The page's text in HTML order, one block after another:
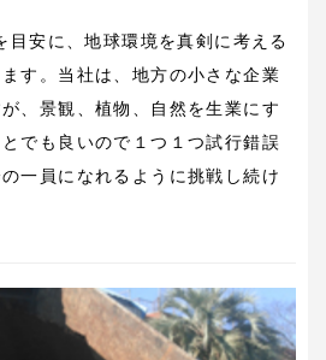
安に、地球環境を真剣に考える
す。当社は、地方の小さな企業
、景観、植物、自然を生業にす
でも良いので１つ１つ試行錯誤
一員になれるように挑戦し続け